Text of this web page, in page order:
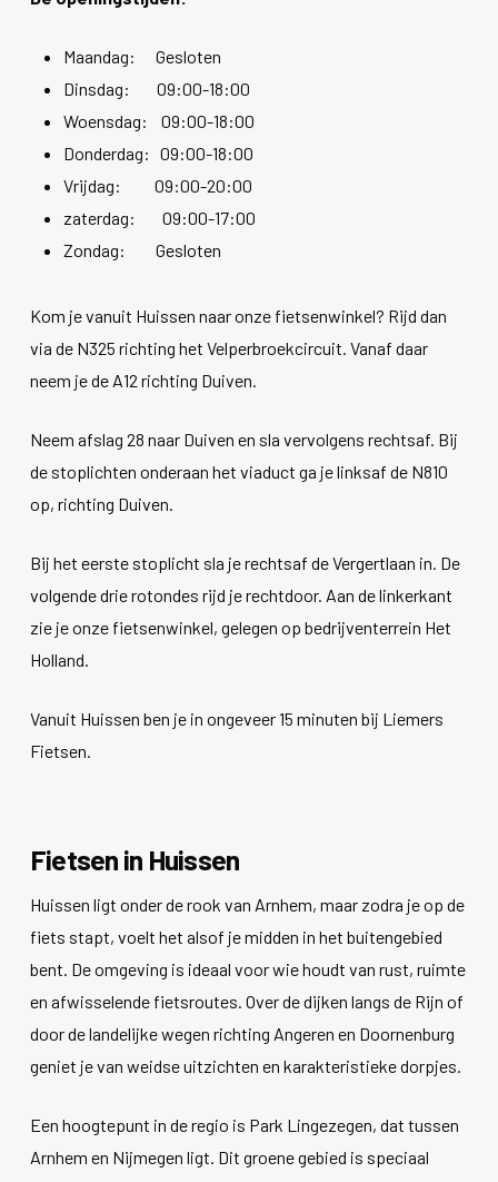
Maandag: Gesloten
Dinsdag: 09:00-18:00
Woensdag: 09:00-18:00
Donderdag: 09:00-18:00
Vrijdag: 09:00-20:00
zaterdag: 09:00-17:00
Zondag: Gesloten
Kom je vanuit Huissen naar onze fietsenwinkel? Rijd dan
via de N325 richting het Velperbroekcircuit. Vanaf daar
neem je de A12 richting Duiven.
Neem afslag 28 naar Duiven en sla vervolgens rechtsaf. Bij
de stoplichten onderaan het viaduct ga je linksaf de N810
op, richting Duiven.
Bij het eerste stoplicht sla je rechtsaf de Vergertlaan in. De
volgende drie rotondes rijd je rechtdoor. Aan de linkerkant
zie je onze fietsenwinkel, gelegen op bedrijventerrein Het
Holland.
Vanuit Huissen ben je in ongeveer 15 minuten bij Liemers
Fietsen.
Fietsen in Huissen
Huissen ligt onder de rook van Arnhem, maar zodra je op de
fiets stapt, voelt het alsof je midden in het buitengebied
bent. De omgeving is ideaal voor wie houdt van rust, ruimte
en afwisselende fietsroutes. Over de dijken langs de Rijn of
door de landelijke wegen richting Angeren en Doornenburg
geniet je van weidse uitzichten en karakteristieke dorpjes.
Een hoogtepunt in de regio is Park Lingezegen, dat tussen
Arnhem en Nijmegen ligt. Dit groene gebied is speciaal